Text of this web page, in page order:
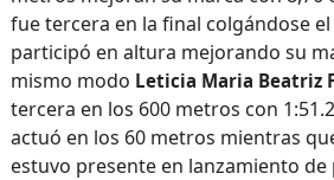
fue tercera en la final colgándose
participó en altura mejorando su
mismo modo Leticia Maria Beatriz
tercera en los 600 metros con
actuó en los 60 metros mientras
estuvo presente en lanzamiento de